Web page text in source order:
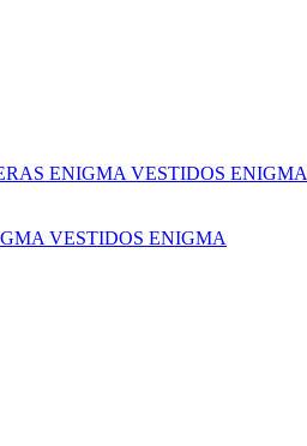
ENIGMA VESTIDOS ENIGMA
VESTIDOS ENIGMA